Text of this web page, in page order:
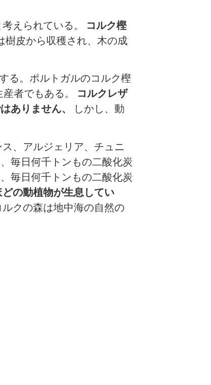
えられている。 コルク樫
樹皮から収穫され、木の成
る。ポルトガルのコルク樫
者でもある。 コルクレザ
ありません、
しかし、動
、アルジェリア、チュニ
毎日何千トンもの二酸化炭
毎日何千トンもの二酸化炭
の動植物が生息してい
クの森は地中海の自然の